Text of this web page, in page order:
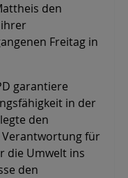
den
Freitag in
garantiere
in der
den
Verantwortung für
die Umwelt ins
den